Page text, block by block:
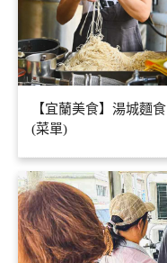
【宜蘭美食】湯城麵
(菜單)